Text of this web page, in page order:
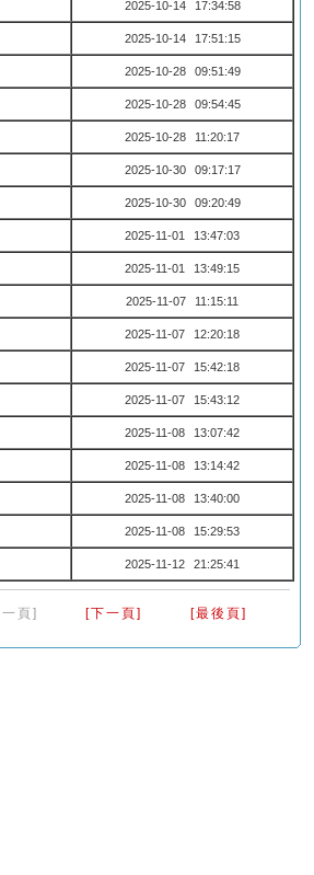
2025-10-14 17:34:58
2025-10-14 17:51:15
2025-10-28 09:51:49
2025-10-28 09:54:45
2025-10-28 11:20:17
2025-10-30 09:17:17
2025-10-30 09:20:49
2025-11-01 13:47:03
2025-11-01 13:49:15
2025-11-07 11:15:11
2025-11-07 12:20:18
2025-11-07 15:42:18
2025-11-07 15:43:12
2025-11-08 13:07:42
2025-11-08 13:14:42
2025-11-08 13:40:00
2025-11-08 15:29:53
2025-11-12 21:25:41
頁] [下一頁] [最後頁]